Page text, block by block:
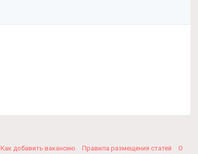
Как добавить вакансию Правила размещения статей О